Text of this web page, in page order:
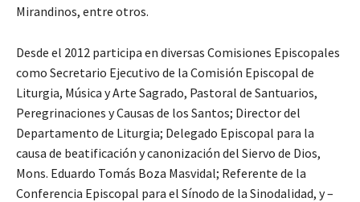
Mirandinos, entre otros.
Desde el 2012 participa en diversas Comisiones Episcopales
como Secretario Ejecutivo de la Comisión Episcopal de
Liturgia, Música y Arte Sagrado, Pastoral de Santuarios,
Peregrinaciones y Causas de los Santos; Director del
Departamento de Liturgia; Delegado Episcopal para la
causa de beatificación y canonización del Siervo de Dios,
Mons. Eduardo Tomás Boza Masvidal; Referente de la
Conferencia Episcopal para el Sínodo de la Sinodalidad, y –